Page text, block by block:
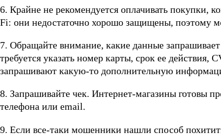
6. Крайне не рекомендуется оплачивать покупки,
Fi: они недостаточно хорошо защищены, поэтому
7. Обращайте внимание, какие данные
требуется указать номер карты, срок ее
запрашивают какую-то дополнительную
8. Запрашивайте чек. Интернет-магазины готовы
телефона или email.
9. Если все-таки мошенники нашли способ